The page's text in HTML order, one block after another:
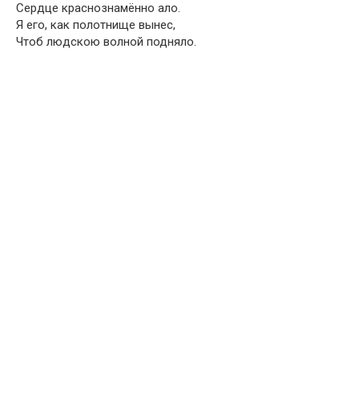
Сердце краснознамённо ало.
Я его, как полотнище вынес,
Чтоб людскою волной подняло.